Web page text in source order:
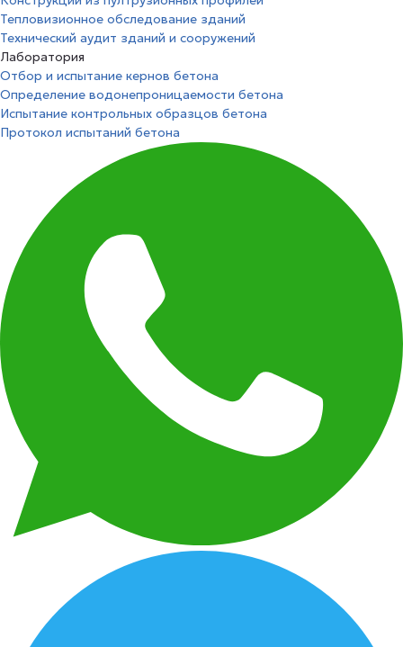
Тепловизионное обследование зданий
Технический аудит зданий и сооружений
Лаборатория
Отбор и испытание кернов бетона
Определение водонепроницаемости бетона
Испытание контрольных образцов бетона
Протокол испытаний бетона